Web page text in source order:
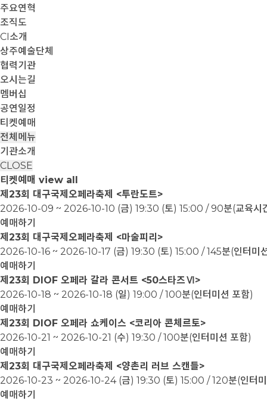
주요연혁
조직도
CI소개
상주예술단체
협력기관
오시는길
멤버십
공연일정
티켓예매
전체메뉴
기관소개
CLOSE
티켓예매 view all
제23회 대구국제오페라축제 <투란도트>
2026-10-09 ~ 2026-10-10 (금) 19:30 (토) 15:00 / 90분(교육시
예매하기
제23회 대구국제오페라축제 <마술피리>
2026-10-16 ~ 2026-10-17 (금) 19:30 (토) 15:00 / 145분(인터미
예매하기
제23회 DIOF 오페라 갈라 콘서트 <50스타즈Ⅵ>
2026-10-18 ~ 2026-10-18 (일) 19:00 / 100분(인터미션 포함)
예매하기
제23회 DIOF 오페라 쇼케이스 <코리아 콘체르토>
2026-10-21 ~ 2026-10-21 (수) 19:30 / 100분(인터미션 포함)
예매하기
제23회 대구국제오페라축제 <양촌리 러브 스캔들>
2026-10-23 ~ 2026-10-24 (금) 19:30 (토) 15:00 / 120분(인터
예매하기